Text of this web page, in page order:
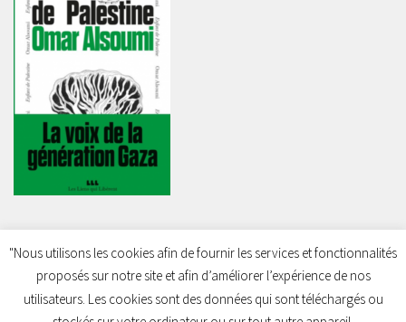
Charleroi Pour la Palestine © 2026. Tous droits réservés.
"Nous utilisons les cookies afin de fournir les services et fonctionnalités
proposés sur notre site et afin d’améliorer l’expérience de nos
utilisateurs. Les cookies sont des données qui sont téléchargés ou